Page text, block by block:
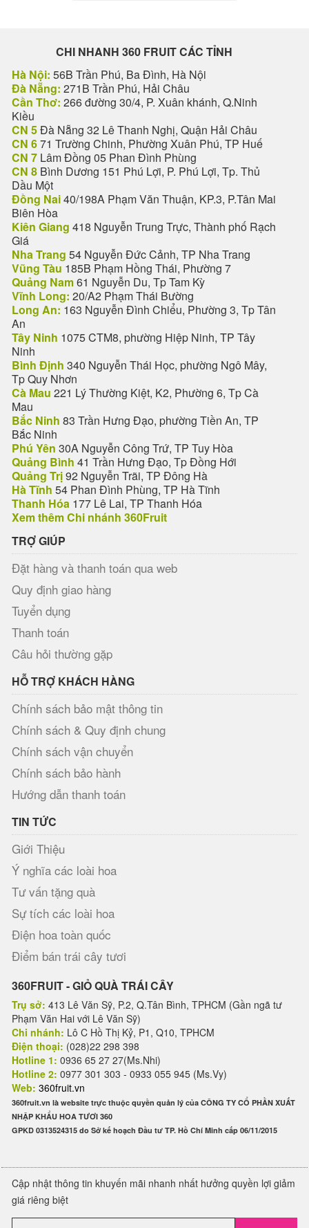
CHI NHANH 360 FRUIT CÁC TỈNH
Hà Nội: 56B Trần Phú, Ba Đình, Hà Nội
Đà Nẵng: 271B Trần Phú, Hải Châu
Cần Thơ: 266 đường 30/4, P. Xuân khánh, Q.Ninh
Kiều
CN 5Đà Nẵng 32 Lê Thanh Nghị, Quận Hải Châu
CN 671 Trường Chinh, Phường Xuân Phú, TP Huế
CN 7 Lâm Đồng 05 Phan Đình Phùng
CN 8 Bình Dương 151 Phú Lợi, P. Phú Lợi, Tp. Thủ
Dầu Một
Đồng Nai40/198A Phạm Văn Thuận, KP.3, P.Tân Mai
Biên Hòa
Kiên Giang 418 Nguyễn Trung Trực, Thành phố Rạch
Giá
Nha Trang 54 Nguyễn Đức Cảnh, TP Nha Trang
Vũng Tàu 185B Phạm Hồng Thái, Phường 7
Quảng Nam61 Nguyễn Du, Tp Tam Kỳ
Vĩnh Long: 20/A2 Phạm Thái Bường
Long An: 163 Nguyễn Đình Chiểu, Phường 3, Tp Tân
An
Tây Ninh 1075 CTM8, phường Hiệp Ninh, TP Tây
Ninh
Bình Định 340 Nguyễn Thái Học, phường Ngô Mây,
Tp Quy Nhơn
Cà Mau 221 Lý Thường Kiệt, K2, Phường 6, Tp Cà
Mau
Bắc Ninh 83 Trần Hưng Đạo, phường Tiền An, TP
Bắc Ninh
Phú Yên 30A Nguyễn Công Trứ, TP Tuy Hòa
Quảng Bình 41 Trần Hưng Đạo, Tp Đồng Hới
Quảng Trị92 Nguyễn Trãi, TP Đông Hà
Hà Tĩnh 54 Phan Đình Phùng, TP Hà Tĩnh
Thanh Hóa 177 Lê Lai, TP Thanh Hóa
Xem thêm Chi nhánh 360Fruit
TRỢ GIÚP
Đặt hàng và thanh toán qua web
Quy định giao hàng
Tuyển dụng
Thanh toán
Câu hỏi thường gặp
HỖ TRỢ KHÁCH HÀNG
Chính sách bảo mật thông tin
Chính sách & Quy định chung
Chính sách vận chuyển
Chính sách bảo hành
Hướng dẫn thanh toán
TIN TỨC
Giới Thiệu
Ý nghĩa các loài hoa
Tư vấn tặng quà
Sự tích các loài hoa
Điện hoa toàn quốc
Điểm bán trái cây tươi
360FRUIT - GIỎ QUÀ TRÁI CÂY
Trụ sở: 413 Lê Văn Sỹ, P.2, Q.Tân Bình, TPHCM (Gần ngã tư
Phạm Văn Hai với Lê Văn Sỹ)
Chi nhánh: Lô C Hồ Thị Kỷ, P1, Q10, TPHCM
Điện thoại: (028)22 298 398
Hotline 1: 0936 65 27 27(Ms.Nhi)
Hotline 2: 0977 301 303 - 0933 055 945 (Ms.Vy)
Web: 360fruit.vn
360fruit.vn là website trực thuộc quyền quản lý của CÔNG TY CỔ PHẦN XUẤT
NHẬP KHẨU HOA TƯƠI 360
GPKD 0313524315 do Sở kế hoạch Đầu tư TP. Hồ Chí Minh cấp 06/11/2015
Cập nhật thông tin khuyến mãi nhanh nhất hưởng quyền lợi giảm
giá riêng biệt